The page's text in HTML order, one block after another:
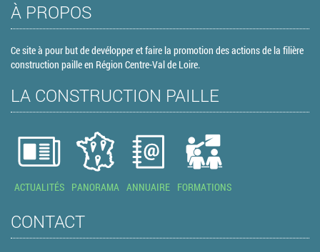
À PROPOS
Ce site à pour but de devélopper et faire la promotion des actions de la filière
construction paille en Région Centre-Val de Loire.
LA CONSTRUCTION PAILLE
ACTUALITÉS PANORAMA ANNUAIRE FORMATIONS
CONTACT